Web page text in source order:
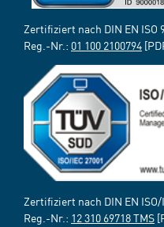
Zertifiziert nach DIN EN ISO
Reg.-Nr.: 01 100 2100794
Zertifiziert nach DIN EN ISO/
Reg.-Nr.: 12 310 69718 TMS